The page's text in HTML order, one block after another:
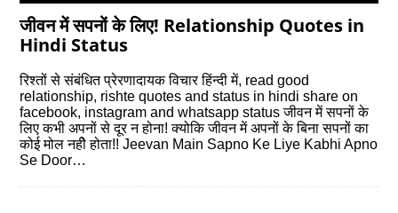
जीवन में सपनों के लिए! Relationship Quotes in
Hindi Status
रिश्‍तों से संबंधित प्रेरणादायक विचार हिंन्‍दी में, read good
relationship, rishte quotes and status in hindi share on
facebook, instagram and whatsapp status जीवन में सपनों के
लिए कभी अपनों से दूर न होना! क्योकि जीवन में अपनों के बिना सपनों का
कोई मोल नहीे होता!! Jeevan Main Sapno Ke Liye Kabhi Apno
Se Door…